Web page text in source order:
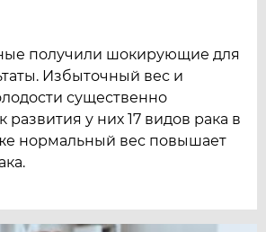
получили шокирующие для
Избыточный вес и
существенно
у них 17 видов рака в
нормальный вес повышает